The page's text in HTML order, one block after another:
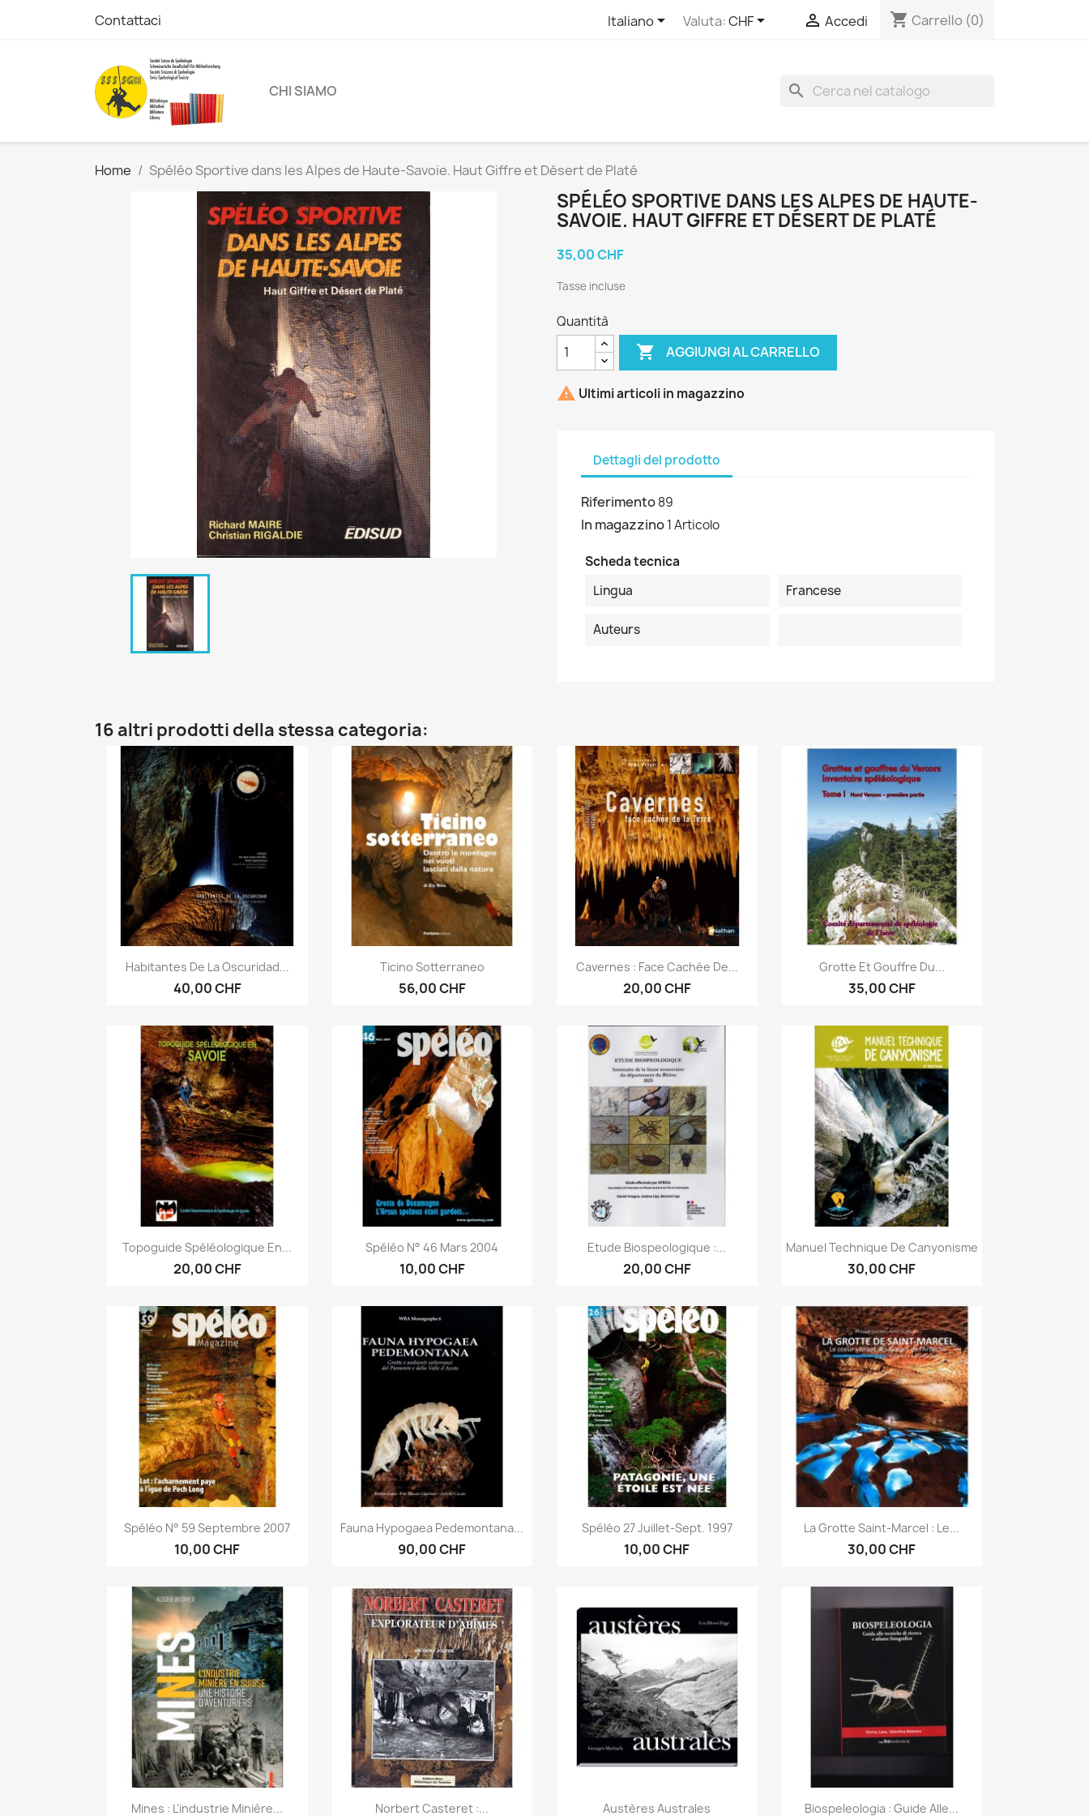
Contattaci Italiano Valuta:CHF  Accedi shopping_cart Carrello (0)
CHI SIAMO search
Home Spéléo Sportive dans les Alpes de Haute-Savoie. Haut Giffre et Désert de Platé
SPÉLÉO SPORTIVE DANS LES ALPES DE HAUTE-
SAVOIE. HAUT GIFFRE ET DÉSERT DE PLATÉ
35,00 CHF
Tasse incluse
Quantità
 AGGIUNGI AL CARRELLO
 Ultimi articoli in magazzino
Dettagli del prodotto
Riferimento89
In magazzino1 Articolo
Scheda tecnica
Lingua
Francese
Auteurs
16 altri prodotti della stessa categoria:
Anteprima
Habitantes De La Oscuridad...
40,00 CHF
Anteprima
Ticino Sotterraneo
56,00 CHF
 Anteprima
Cavernes : Face Cachée De...
20,00 CHF
 Anteprima
Grotte Et Gouffre Du...
35,00 CHF
 Anteprima
Topoguide Spéléologique En...
20,00 CHF
 Anteprima
Spéléo N° 46 Mars 2004
10,00 CHF
Anteprima
Etude Biospeologique :...
20,00 CHF
Anteprima
Manuel Technique De Canyonisme
30,00 CHF
Anteprima
Spéléo N° 59 Septembre 2007
10,00 CHF
Anteprima
Fauna Hypogaea Pedemontana...
90,00 CHF
Anteprima
Spéléo 27 Juillet-Sept. 1997
10,00 CHF
 Anteprima
La Grotte Saint-Marcel : Le...
30,00 CHF
Anteprima
Mines : L’industrie Minière... Anteprima
Norbert Casteret :... Anteprima
Austères Australes Anteprima
Biospeleologia : Guide Alle...